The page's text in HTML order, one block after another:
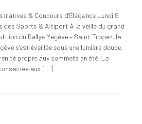
& Concours d’Élégance Lundi 9
des Sports & Altiport À la veille du grand
du Rallye Megève – Saint-Tropez, la
s’est éveillée sous une lumière douce,
propre aux sommets en été. La
aux […]